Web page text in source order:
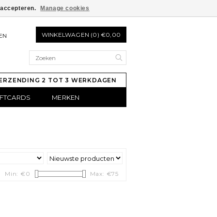
WINKELWAGEN (0) €0,00
2 TOT 3 WERKDAGEN
MERKEN
Min: € 0 Max: €75
Manage cookies